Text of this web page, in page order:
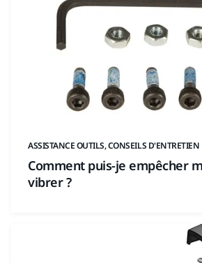
ASSISTANCE OUTILS, CONSEILS D'ENTRETIEN
Comment puis-je empêcher
vibrer ?